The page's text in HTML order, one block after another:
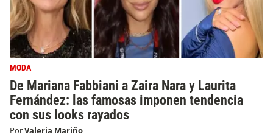
MODA
De Mariana Fabbiani a Zaira Nara y Laurita
Fernández: las famosas imponen tendencia
con sus looks rayados
PorValeria Mariño